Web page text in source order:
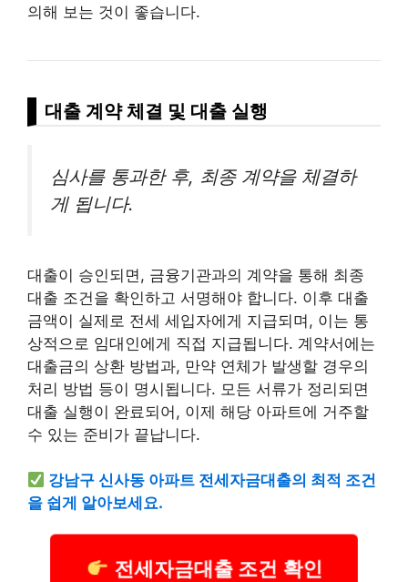
의해 보는 것이 좋습니다.
대출 계약 체결 및 대출 실행
심사를 통과한 후, 최종 계약을 체결하
게 됩니다.
대출이 승인되면, 금융기관과의 계약을 통해 최종
대출 조건을 확인하고 서명해야 합니다. 이후 대출
금액이 실제로 전세 세입자에게 지급되며, 이는 통
상적으로 임대인에게 직접 지급됩니다. 계약서에는
대출금의 상환 방법과, 만약 연체가 발생할 경우의
처리 방법 등이 명시됩니다. 모든 서류가 정리되면
대출 실행이 완료되어, 이제 해당 아파트에 거주할
수 있는 준비가 끝납니다.
강남구 신사동 아파트 전세자금대출의 최적 조건
을 쉽게 알아보세요.
전세자금대출 조건 확인